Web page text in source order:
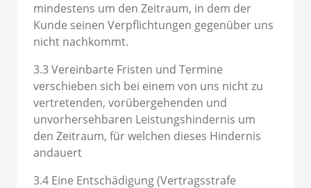
mindestens um den Zeitraum, in dem der
Kunde seinen Verpflichtungen gegenüber uns
nicht nachkommt.
3.3 Vereinbarte Fristen und Termine
verschieben sich bei einem von uns nicht zu
vertretenden, vorübergehenden und
unvorhersehbaren Leistungshindernis um
den Zeitraum, für welchen dieses Hindernis
andauert
3.4 Eine Entschädigung (Vertragsstrafe